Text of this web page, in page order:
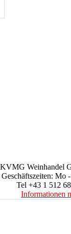
KVMG Weinhandel
Geschäftszeiten: Mo
Tel +43 1 512
Informationen